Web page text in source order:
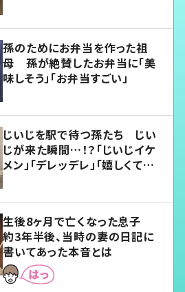
孫のためにお弁当を作った祖
母 孫が絶賛したお弁当に「美
味しそう」「お弁当すごい」
じいじを駅で待つ孫たち じい
じが来た瞬間…！？「じいじイケ
メン」「デレッデレ」「嬉しくて可
生後8ヶ月で亡くなった息子
約3年半後、当時の妻の日記に
書いてあった本音とは